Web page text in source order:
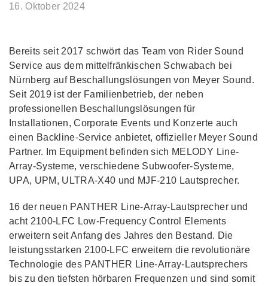
16. Oktober 2024
Bereits seit 2017 schwört das Team von Rider Sound
Service aus dem mittelfränkischen Schwabach bei
Nürnberg auf Beschallungslösungen von Meyer Sound.
Seit 2019 ist der Familienbetrieb, der neben
professionellen Beschallungslösungen für
Installationen, Corporate Events und Konzerte auch
einen Backline-Service anbietet, offizieller Meyer Sound
Partner. Im Equipment befinden sich MELODY Line-
Array-Systeme, verschiedene Subwoofer-Systeme,
UPA, UPM, ULTRA-X40 und MJF-210 Lautsprecher.
16 der neuen PANTHER Line-Array-Lautsprecher und
acht 2100-LFC Low-Frequency Control Elements
erweitern seit Anfang des Jahres den Bestand. Die
leistungsstarken 2100-LFC erweitern die revolutionäre
Technologie des PANTHER Line-Array-Lautsprechers
bis zu den tiefsten hörbaren Frequenzen und sind somit